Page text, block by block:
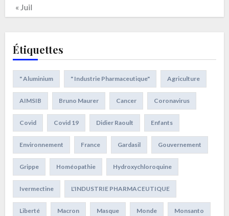
« Juil
Étiquettes
" Aluminium " Industrie Pharmaceutique" Agriculture
AIMSIB Bruno Maurer Cancer Coronavirus
Covid Covid 19 Didier Raoult Enfants
Environnement France Gardasil Gouvernement
Grippe Homéopathie Hydroxychloroquine
Ivermectine L'INDUSTRIE PHARMACEUTIQUE
Liberté Macron Masque Monde Monsanto